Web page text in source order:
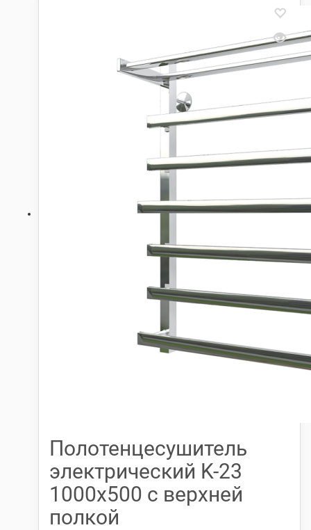
Полотенцесушитель
электрический K-23
1000х500 с верхней
полкой